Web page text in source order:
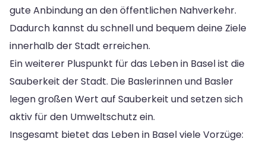
gute Anbindung an den öffentlichen Nahverkehr.
Dadurch kannst du schnell und bequem deine Ziele
innerhalb der Stadt erreichen.
Ein weiterer Pluspunkt für das Leben in Basel ist die
Sauberkeit der Stadt. Die Baslerinnen und Basler
legen großen Wert auf Sauberkeit und setzen sich
aktiv für den Umweltschutz ein.
Insgesamt bietet das Leben in Basel viele Vorzüge: